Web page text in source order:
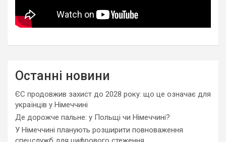
Останні новини
ЄС продовжив захист до 2028 року: що це означає для
українців у Німеччині
Де дорожче пальне: у Польщі чи Німеччині?
У Німеччині планують розширити повноваження